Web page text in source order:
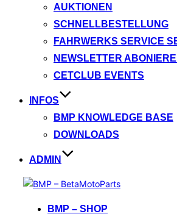
AUKTIONEN
SCHNELLBESTELLUNG
FAHRWERKS SERVICE
NEWSLETTER
CETCLUB EVENTS
INFOS
BMP KNOWLEDGE BASE
DOWNLOADS
ADMIN
BMP – SHOP